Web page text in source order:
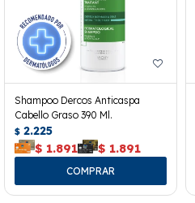
Shampoo Dercos Anticaspa
Cabello Graso 390 Ml.
$ 2.225
$ 1.891 $ 1.891